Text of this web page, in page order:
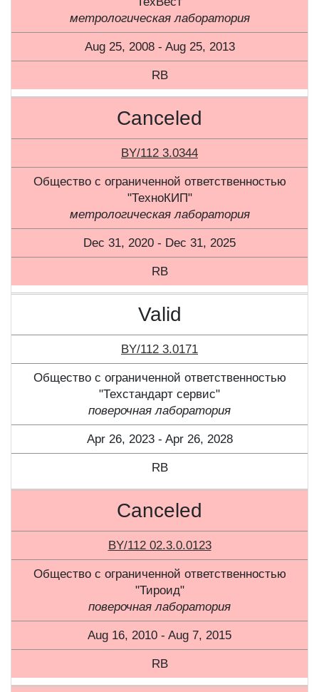
метрологическая лаборатория
Aug 25, 2008 - Aug 25, 2013
RB
Canceled
BY/112 3.0344
Общество с ограниченной ответственностью
"ТехноКИП"
метрологическая лаборатория
Dec 31, 2020 - Dec 31, 2025
RB
Valid
BY/112 3.0171
Общество с ограниченной ответственностью
"Техстандарт сервис"
поверочная лаборатория
Apr 26, 2023 - Apr 26, 2028
RB
Canceled
BY/112 02.3.0.0123
Общество с ограниченной ответственностью
"Тироид"
поверочная лаборатория
Aug 16, 2010 - Aug 7, 2015
RB